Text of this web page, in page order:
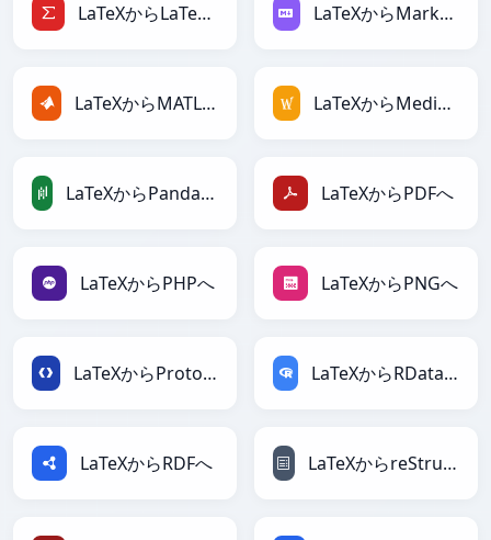
LaTeXからLaTeXへ LaTeXからMarkdownへ
LaTeXからMATLABへ LaTeXからMediaWikiへ
LaTeXからPandasDataFrameへ LaTeXからPDFへ
LaTeXからPHPへ LaTeXからPNGへ
LaTeXからProtobufへ LaTeXからRDataFrameへ
LaTeXからRDFへ LaTeXからreStructuredTextへ